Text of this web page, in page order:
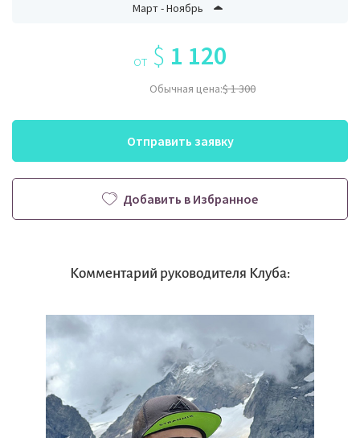
Март - Ноябрь
от $ 1 120
Обычная цена:$ 1 300
Отправить заявку
Добавить в Избранное
Комментарий руководителя Клуба: